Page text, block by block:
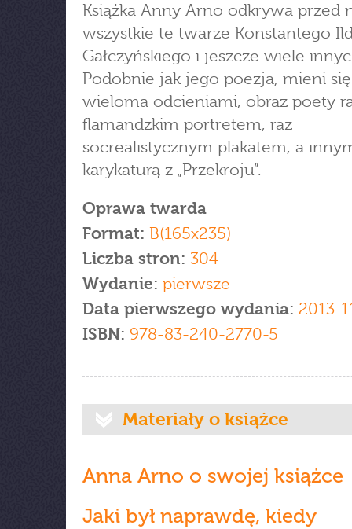
Książka Anny Arno odkrywa przed
wszystkie te twarze Konstantego
Gałczyńskiego i jeszcze wiele
Podobnie jak jego poezja, mieni się
wieloma odcieniami, obraz poety
flamandzkim portretem, raz
socrealistycznym plakatem, a
karykaturą z „Przekroju”.
Oprawa twarda
Format: B(165x235)
Liczba stron: 304
Wydanie: pierwsze
Data pierwszego wydania: 2013-
ISBN: 978-83-240-2770-5
Materiały o książce
Anna Arno o swojej książce
Jaki był naprawdę, kiedy